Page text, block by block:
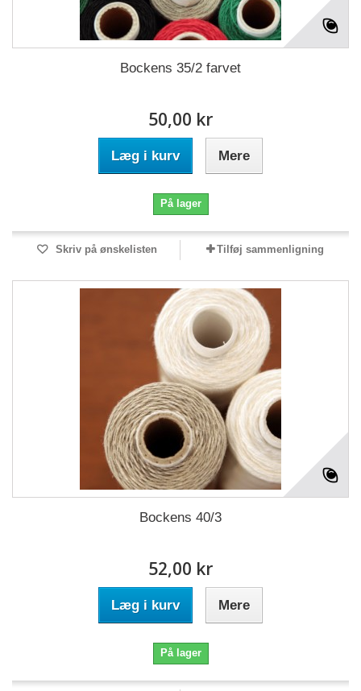
Bockens 35/2 farvet
50,00 kr
Læg i kurv Mere
På lager
Skriv på ønskelisten Tilføj sammenligning
Bockens 40/3
52,00 kr
Læg i kurv Mere
På lager